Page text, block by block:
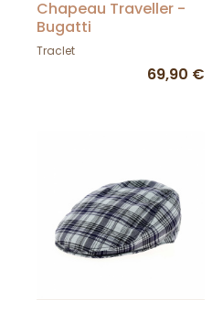
Chapeau Traveller -
Bugatti
Traclet
69,90 €